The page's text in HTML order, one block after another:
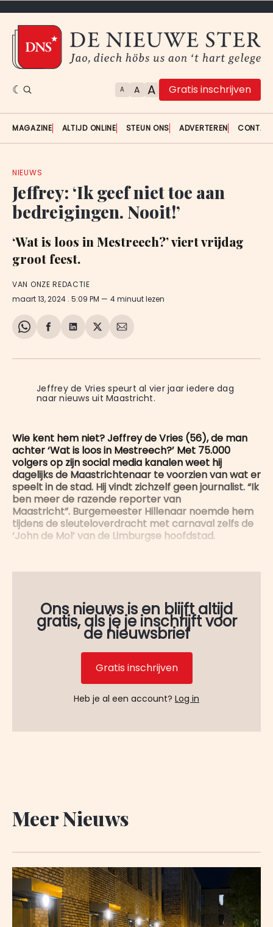
A A A Gratis inschrijven
MAGAZINE ALTIJD ONLINE STEUN ONS ADVERTEREN
NIEUWS
Jeffrey: ‘Ik geef niet toe aan
bedreigingen. Nooit!’
‘Wat is loos in Mestreech?’ viert vrijdag
groot feest.
VAN ONZE REDACTIE
maart 13, 2024 . 5:09 PM 4 minuut lezen
Share
WhatsApp
Delen
Facebook
Delen
LinkedIn
Share
X
Deel
E-
Jeffrey de Vries speurt al vier jaar iedere dag
naar nieuws uit Maastricht.
Wie kent hem niet? Jeffrey de Vries (56), de man
achter ‘Wat is loos in Mestreech?’ Met 75.000
volgers op zijn social media kanalen weet hij
dagelijks de Maastrichtenaar te voorzien van wat er
speelt in de stad. Hij vindt zichzelf geen journalist. “Ik
ben meer de razende reporter van
Maastricht”. Burgemeester Hillenaar noemde hem
tijdens de sleuteloverdracht met carnaval zelfs de
‘John de Mol’ van de Limburgse hoofdstad.
Ons nieuws is en blijft altijd
gratis, als je je inschrijft voor
de nieuwsbrief
Gratis inschrijven
Heb je al een account? Log in
Meer Nieuws